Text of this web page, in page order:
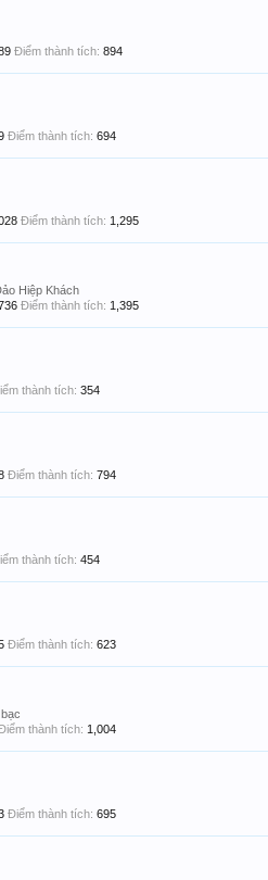
Điểm thành tích: 894
Điểm thành tích: 694
Điểm thành tích: 1,295
Hiệp Khách
Điểm thành tích: 1,395
thành tích: 354
Điểm thành tích: 794
thành tích: 454
Điểm thành tích: 623
thành tích: 1,004
Điểm thành tích: 695